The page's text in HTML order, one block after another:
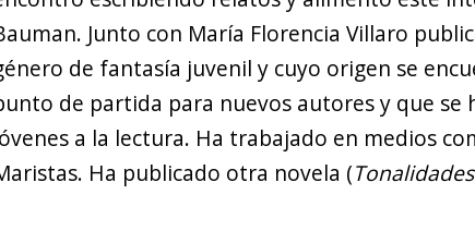
Junto con María Florencia Villaro
de fantasía juvenil y cuyo origen se
de partida para nuevos autores y que
a la lectura. Ha trabajado en medios
Ha publicado otra novela (